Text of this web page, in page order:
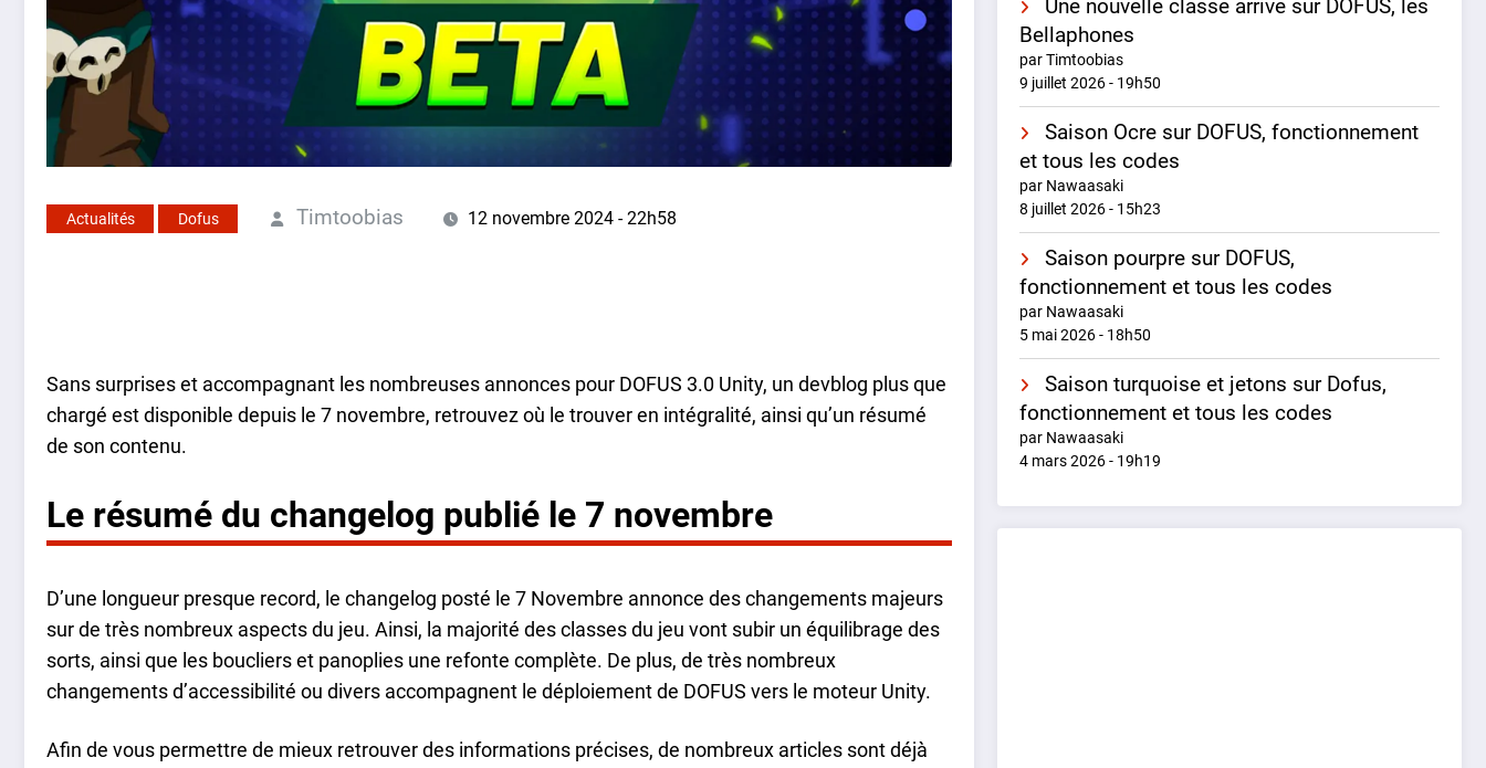
Actualités Dofus Timtoobias 12 novembre 2024 - 22h58
Sans surprises et accompagnant les nombreuses annonces pour DOFUS 3.0 Unity, un devblog plus que
chargé est disponible depuis le 7 novembre, retrouvez où le trouver en intégralité, ainsi qu’un résumé
de son contenu.
Le résumé du changelog publié le 7 novembre
D’une longueur presque record, le changelog posté le 7 Novembre annonce des changements majeurs
sur de très nombreux aspects du jeu. Ainsi, la majorité des classes du jeu vont subir un équilibrage des
sorts, ainsi que les boucliers et panoplies une refonte complète. De plus, de très nombreux
changements d’accessibilité ou divers accompagnent le déploiement de DOFUS vers le moteur Unity.
Afin de vous permettre de mieux retrouver des informations précises, de nombreux articles sont déjà
Une nouvelle classe arrive sur DOFUS, les
Bellaphones
par Timtoobias
9 juillet 2026 - 19h50
Saison Ocre sur DOFUS, fonctionnement
et tous les codes
par Nawaasaki
8 juillet 2026 - 15h23
Saison pourpre sur DOFUS,
fonctionnement et tous les codes
par Nawaasaki
5 mai 2026 - 18h50
Saison turquoise et jetons sur Dofus,
fonctionnement et tous les codes
par Nawaasaki
4 mars 2026 - 19h19